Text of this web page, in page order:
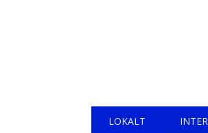
LOKALT